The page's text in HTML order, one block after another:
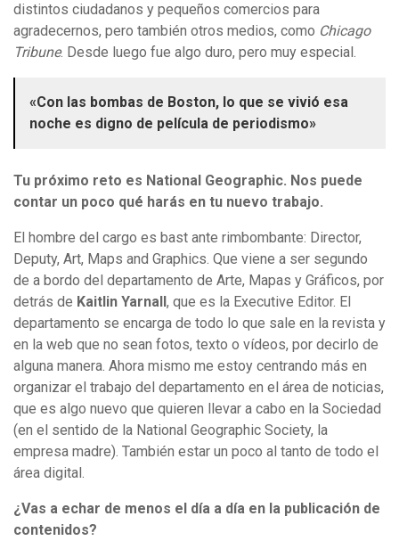
distintos ciudadanos y pequeños comercios para
agradecernos, pero también otros medios, como Chicago
Tribune. Desde luego fue algo duro, pero muy especial.
«Con las bombas de Boston, lo que se vivió esa
noche es digno de película de periodismo»
Tu próximo reto es National Geographic. Nos puede
contar un poco qué harás en tu nuevo trabajo.
El hombre del cargo es bast ante rimbombante: Director,
Deputy, Art, Maps and Graphics. Que viene a ser segundo
de a bordo del departamento de Arte, Mapas y Gráficos, por
detrás de Kaitlin Yarnall , que es la Executive Editor. El
departamento se encarga de todo lo que sale en la revista y
en la web que no sean fotos, texto o vídeos, por decirlo de
alguna manera. Ahora mismo me estoy centrando más en
organizar el trabajo del departamento en el área de noticias,
que es algo nuevo que quieren llevar a cabo en la Sociedad
(en el sentido de la National Geographic Society, la
empresa madre). También estar un poco al tanto de todo el
área digital.
¿Vas a echar de menos el día a día en la publicación de
contenidos?